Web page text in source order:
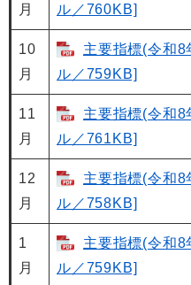
月
ル／760KB]
10
月
主要指標(令和8
ル／759KB]
11
月
主要指標(令和8
ル／761KB]
12
月
主要指標(令和8
ル／758KB]
1
月
主要指標(令和8
ル／759KB]